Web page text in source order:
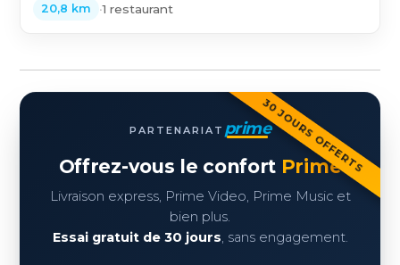
20,8 km •1 restaurant
30 JOURS OFFERTS
PARTENARIAT prime
Offrez-vous le confort Prime
Livraison express, Prime Video, Prime Music et
bien plus.
Essai gratuit de 30 jours, sans engagement.